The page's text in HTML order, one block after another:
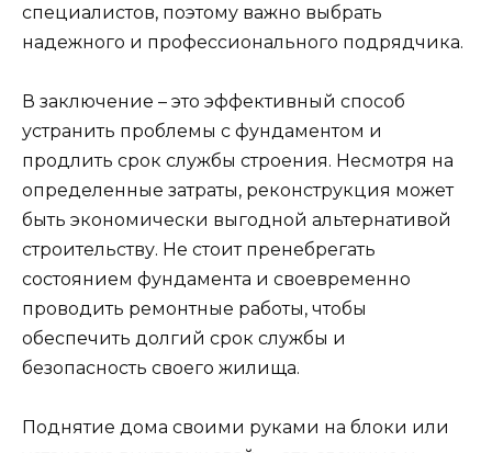
специалистов, поэтому важно выбрать
надежного и профессионального подрядчика.
В заключение – это эффективный способ
устранить проблемы с фундаментом и
продлить срок службы строения. Несмотря на
определенные затраты, реконструкция может
быть экономически выгодной альтернативой
строительству. Не стоит пренебрегать
состоянием фундамента и своевременно
проводить ремонтные работы, чтобы
обеспечить долгий срок службы и
безопасность своего жилища.
Поднятие дома своими руками на блоки или